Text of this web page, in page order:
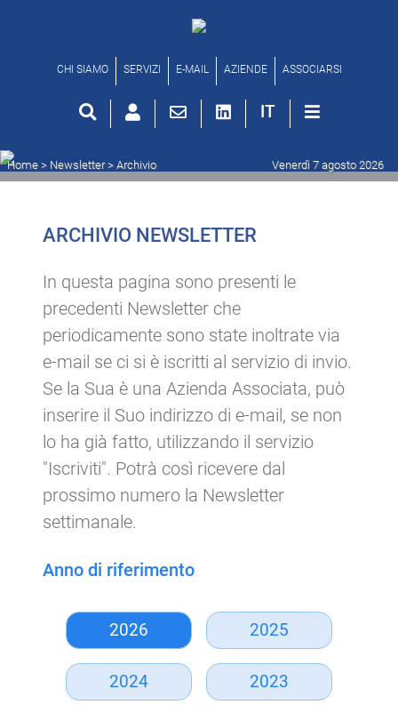
Archivio newsletter
CHI SIAMO SERVIZI E-MAIL AZIENDE ASSOCIARSI
IT
Venerdì 7 agosto 2026
Home > Newsletter > Archivio
ARCHIVIO NEWSLETTER
In questa pagina sono presenti le
precedenti Newsletter che
periodicamente sono state inoltrate via
e-mail se ci si è iscritti al servizio di invio.
Se la Sua è una Azienda Associata, può
inserire il Suo indirizzo di e-mail, se non
lo ha già fatto, utilizzando il servizio
"Iscriviti". Potrà così ricevere dal
prossimo numero la Newsletter
settimanale.
Anno di riferimento
2026 2025
2024 2023